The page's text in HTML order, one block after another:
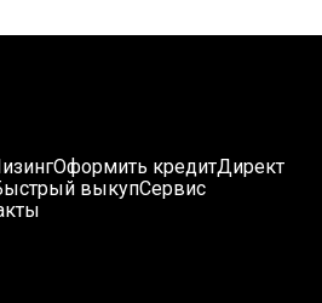
Оформить кредитДирект
выкупСервис